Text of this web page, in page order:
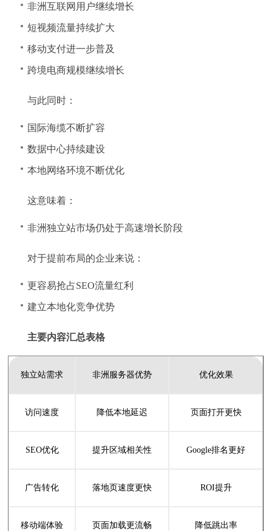
非洲互联网用户继续增长
短视频流量持续扩大
移动支付进一步普及
跨境电商规模继续增长
与此同时：
国际海缆不断扩容
数据中心持续建设
本地网络环境不断优化
这意味着：
非洲独立站市场仍处于高速增长阶段
对于提前布局的企业来说：
更容易抢占SEO流量红利
建立本地化竞争优势
主要内容汇总表格
独立站需求 非洲服务器优势 优化效果
访问速度 降低本地延迟 页面打开更快
SEO优化 提升区域相关性 Google排名更好
广告转化 落地页速度更快 ROI提升
移动端体验 页面加载更流畅 降低跳出率